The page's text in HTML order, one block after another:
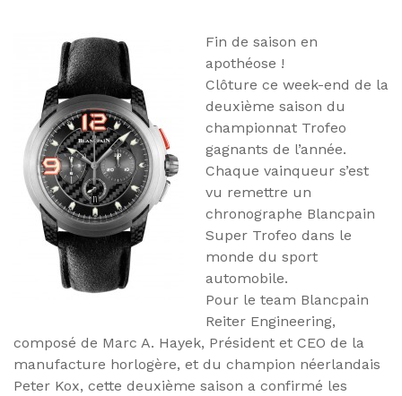
Fin de saison en
apothéose !
Clôture ce week-end de la
deuxième saison du
championnat Trofeo
gagnants de l’année.
Chaque vainqueur s’est
vu remettre un
chronographe Blancpain
Super Trofeo dans le
monde du sport
automobile.
Pour le team Blancpain
Reiter Engineering,
composé de Marc A. Hayek, Président et CEO de la
manufacture horlogère, et du champion néerlandais
Peter Kox, cette deuxième saison a confirmé les